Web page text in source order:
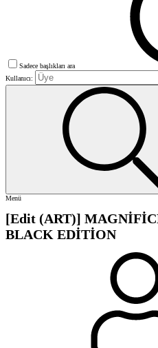
Sadece başlıkları ara
Kullanıcı:
Menü
[Edit (ART)]
BLACK EDİTİON